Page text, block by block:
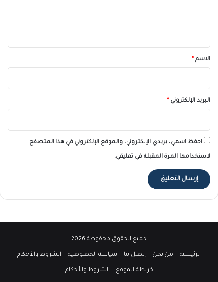
*الاسم*
البريد الإلكتروني*
احفظ اسمي، بريدي الإلكتروني، والموقع الإلكتروني في هذا المتصفح
لاستخدامها المرة المقبلة في تعليقي.
جميع الحقوق محفوظة 2026
الرئيسية من نحن إتصل بنا سياسة الخصوصية الشروط والأحكام
خريطة الموقع الشروط والأحكام